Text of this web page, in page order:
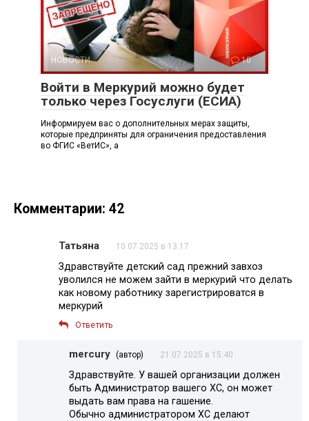
НОВОСТИ 10
Войти в Меркурий можно будет
только через Госуслуги (ЕСИА)
Информируем вас о дополнительных мерах защиты,
которые предприняты для ограничения предоставления
во ФГИС «ВетИС», а
Комментарии: 42
Татьяна 10.07.2025 в 13:17
Здравствуйте детский сад прежний завхоз
уволился не можем зайти в меркурий что делать
как новому работнику зарегистрироватся в
меркурий
Ответить
mercury (автор) 21.07.2025 в 15:40
Здравствуйте. У вашей организации должен
быть Администратор вашего ХС, он может
выдать вам права на гашение.
Обычно администратором ХС делают